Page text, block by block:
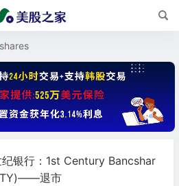
银行：1st Century Bancshar
退市